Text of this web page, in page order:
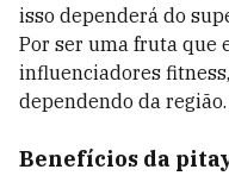
isso dependerá do
Por ser uma fruta que
influenciadores
dependendo da região.
Benefícios da